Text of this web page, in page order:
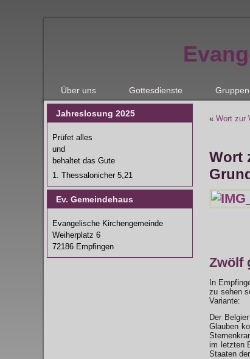
Über uns Gottesdienste Gruppen
Jahreslosung 2025
Prüfet alles
und
behaltet das Gute
1. Thessalonicher 5,21
Ev. Gemeindehaus
Evangelische Kirchengemeinde
Weiherplatz 6
72186 Empfingen
« Wort zur
Wort
Zwölf
In
zu sehen
Variante:
Der
Glauben
im letzten
Staaten